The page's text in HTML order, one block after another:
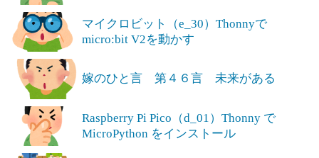
マイクロビット（e_30）Thonnyで
micro:bit V2を動かす
嫁のひと言 第４６言 未来がある
Raspberry Pi Pico（d_01）Thonny で
MicroPython をインストール